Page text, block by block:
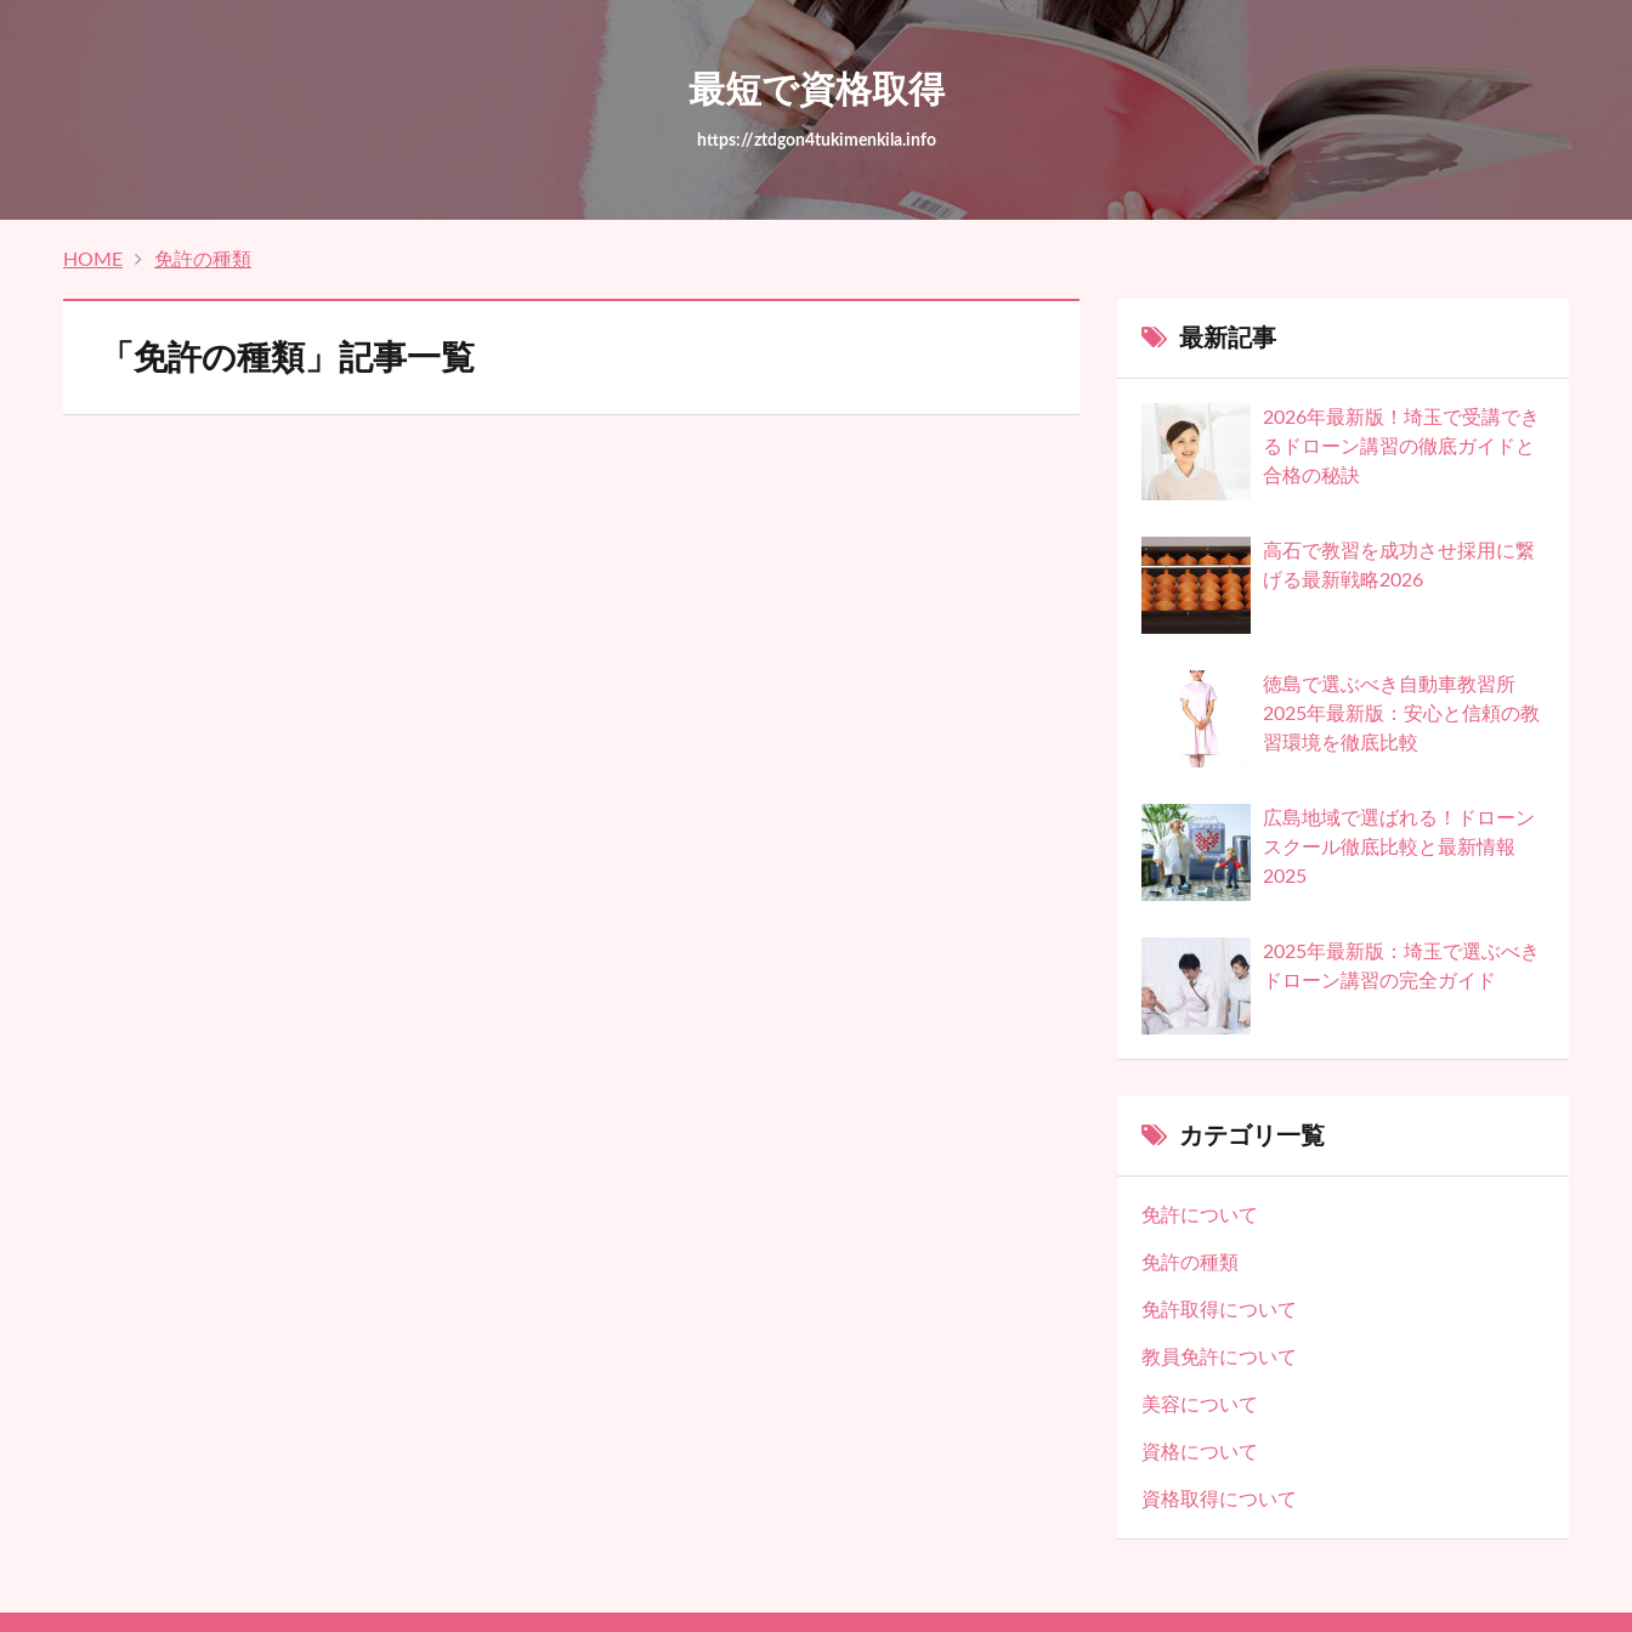
最短で資格取得
https://ztdgon4tukimenkila.info
HOME 免許の種類
「免許の種類」記事一覧 最新記事
2026年最新版！埼玉で受講でき
るドローン講習の徹底ガイドと
合格の秘訣
高石で教習を成功させ採用に繋
げる最新戦略2026
徳島で選ぶべき自動車教習所
2025年最新版：安心と信頼の教
習環境を徹底比較
広島地域で選ばれる！ドローン
スクール徹底比較と最新情報
2025
2025年最新版：埼玉で選ぶべき
ドローン講習の完全ガイド
カテゴリ一覧
免許について
免許の種類
免許取得について
教員免許について
美容について
資格について
資格取得について